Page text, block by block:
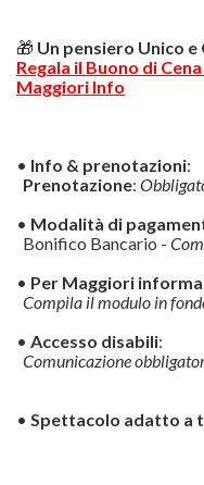
🎁 Un pensiero Unico
Regala il Buono di
Maggiori Info
• Info & prenotazioni:
Prenotazione:
• Modalità di
Bonifico Bancario -
• Per Maggiori
Compila il modulo in
• Accesso disabili:
Comunicazione
• Spettacolo adatto a